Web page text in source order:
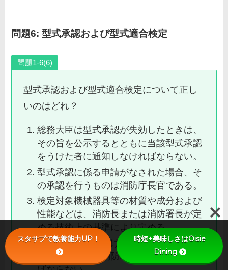
問題6: 型式承認および型式適合検定
問題1-6(6)
型式承認および型式適合検定について正し
いのはどれ？
総務大臣は型式承認が失効したときは、
その旨を公示するとともに当該型式承認
をうけた者に通知しなければならない。
型式承認に係る申請がなされた場合、そ
の承認を行うものは消防庁長官である。
検定対象機械器具等の材質や成分および
性能などは、消防長または消防署長が定
める技術上の基準により定める。
型式適合検定を受けようとする者は、ま
ず消防長または消防署長に申請しなけれ
スタサプで教養能力UP！
時短+美味しさはOisie
Dining